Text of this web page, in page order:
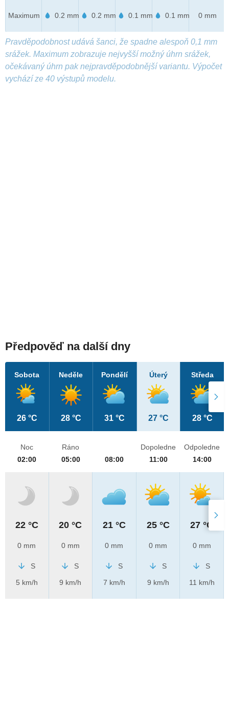
Maximum 0.2 mm 0.2 mm 0.1 mm 0.1 mm 0 mm
Pravděpodobnost udává šanci, že spadne alespoň 0,1 mm
srážek. Maximum zobrazuje nejvyšší možný úhrn srážek,
očekávaný úhrn pak nejpravděpodobnější variantu. Výpočet
vychází ze 40 výstupů modelu.
Předpověď na další dny
Sobota
26 °C
Neděle
28 °C
Pondělí
31 °C
Úterý
27 °C
Středa
28 °C
Noc
02:00
22 °C
0 mm
S
5 km/h
Ráno
05:00
20 °C
0 mm
S
9 km/h
08:00
21 °C
0 mm
S
7 km/h
Dopoledne
11:00
25 °C
0 mm
S
9 km/h
Odpoledne
14:00
27 °C
0 mm
S
11 km/h